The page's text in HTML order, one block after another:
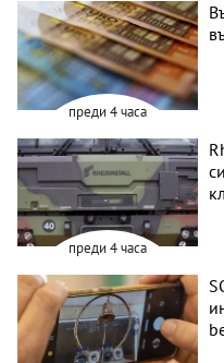
преди 4 часа
преди 4 часа